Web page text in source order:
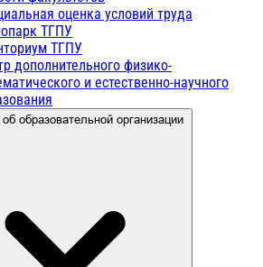
оценка условий труда
ТГПУ
ТГПУ
дополнительного физико-
и естественно-научного
образовательной организации